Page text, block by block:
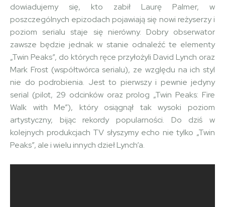
dowiadujemy się, kto zabił Laurę Palmer, w
poszczególnych epizodach pojawiają się nowi reżyserzy i
poziom serialu staje się nierówny. Dobry obserwator
zawsze będzie jednak w stanie odnaleźć te elementy
„Twin Peaks”, do których ręce przyłożyli David Lynch oraz
Mark Frost (współtwórca serialu), ze względu na ich styl
nie do podrobienia. Jest to pierwszy i pewnie jedyny
serial (pilot, 29 odcinków oraz prolog „Twin Peaks: Fire
Walk with Me”), który osiągnął tak wysoki poziom
artystyczny, bijąc rekordy popularności. Do dziś w
kolejnych produkcjach TV słyszymy echo nie tylko „Twin
Peaks”, ale i wielu innych dzieł Lynch’a.